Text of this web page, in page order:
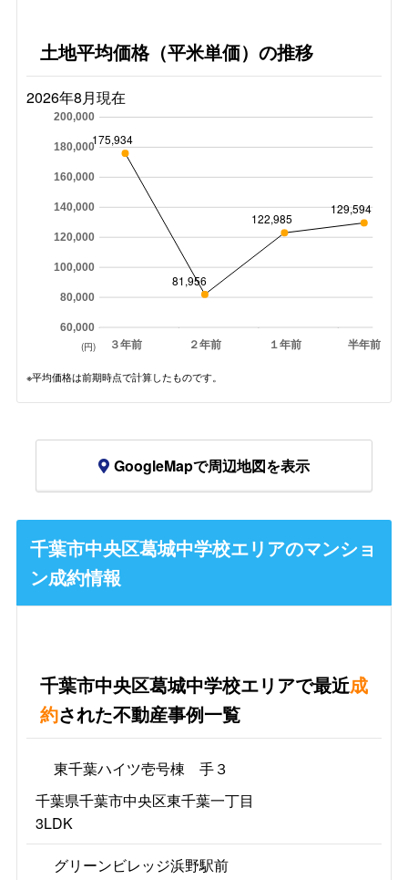
土地平均価格（平米単価）の推移
2026年8月現在
３年前 ２年前 １年前 半年前
60,000
80,000
100,000
120,000
140,000
160,000
180,000
200,000
175,934
81,956
122,985
129,594
(円)
※平均価格は前期時点で計算したものです。
GoogleMapで周辺地図を表示
千葉市中央区葛城中学校エリアのマンショ
ン成約情報
千葉市中央区葛城中学校エリアで最近成
約された不動産事例一覧
東千葉ハイツ壱号棟 手３
千葉県千葉市中央区東千葉一丁目
3LDK
グリーンビレッジ浜野駅前